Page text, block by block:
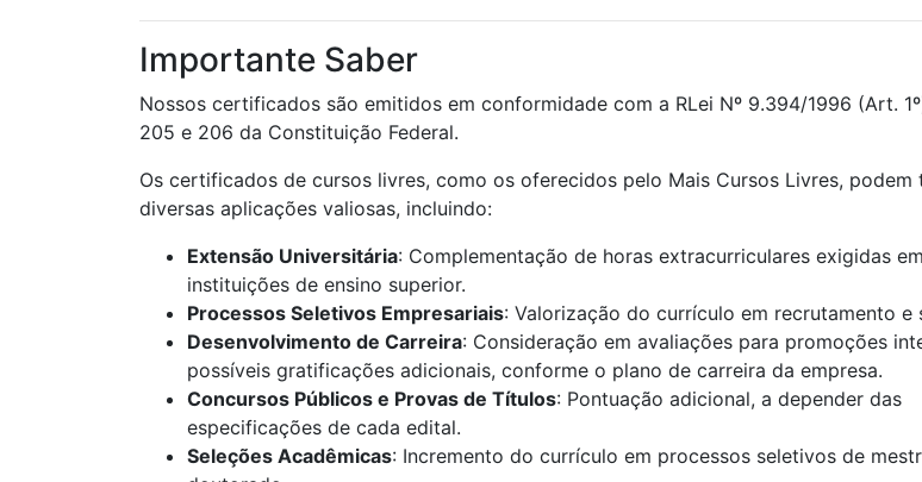
Importante Saber
Nossos certificados são emitidos em conformidade com a RLei Nº 9.394/1996 (Art.
205 e 206 da Constituição Federal.
Os certificados de cursos livres, como os oferecidos pelo Mais Cursos Livres, podem
diversas aplicações valiosas, incluindo:
Extensão Universitária: Complementação de horas extracurriculares exigidas em
instituições de ensino superior.
Processos Seletivos Empresariais: Valorização do currículo em recrutamento e
Desenvolvimento de Carreira: Consideração em avaliações para promoções
possíveis gratificações adicionais, conforme o plano de carreira da empresa.
Concursos Públicos e Provas de Títulos: Pontuação adicional, a depender das
especificações de cada edital.
Seleções Acadêmicas: Incremento do currículo em processos seletivos de